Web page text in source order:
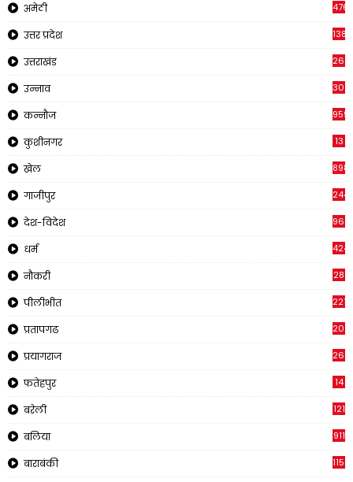
अमेठी
उत्तर प्रदेश 1381
उत्तराखंड
उन्नाव 308
कन्नौज 959
कुशीनगर 13
खेल 898
गाजीपुर 244
देश-विदेश 963
धर्म 424
नौकरी 28
पीलीभीत 2218
प्रतापगढ
प्रयागराज 269
फतेहपुर 14
बरेली 121
बलिया 911
बाराबंकी 1150